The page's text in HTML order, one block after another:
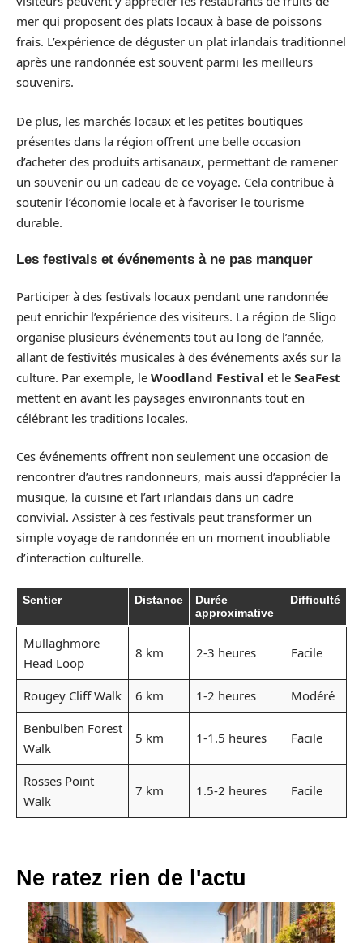
mer qui proposent des plats locaux à base de poissons
frais. L’expérience de déguster un plat irlandais traditionnel
après une randonnée est souvent parmi les meilleurs
souvenirs.
De plus, les marchés locaux et les petites boutiques
présentes dans la région offrent une belle occasion
d’acheter des produits artisanaux, permettant de ramener
un souvenir ou un cadeau de ce voyage. Cela contribue à
soutenir l’économie locale et à favoriser le tourisme
durable.
Les festivals et événements à ne pas manquer
Participer à des festivals locaux pendant une randonnée
peut enrichir l’expérience des visiteurs. La région de Sligo
organise plusieurs événements tout au long de l’année,
allant de festivités musicales à des événements axés sur la
culture. Par exemple, le Woodland Festival et le SeaFest
mettent en avant les paysages environnants tout en
célébrant les traditions locales.
Ces événements offrent non seulement une occasion de
rencontrer d’autres randonneurs, mais aussi d’apprécier la
musique, la cuisine et l’art irlandais dans un cadre
convivial. Assister à ces festivals peut transformer un
simple voyage de randonnée en un moment inoubliable
d’interaction culturelle.
Sentier Distance
Durée
approximative
Difficulté
Mullaghmore
Head Loop
8 km 2-3 heures Facile
Rougey Cliff Walk 6 km 1-2 heures
Modéré
Benbulben Forest
Walk
5 km 1-1.5 heures Facile
Rosses Point
Walk
7 km 1.5-2 heures Facile
Ne ratez rien de l'actu